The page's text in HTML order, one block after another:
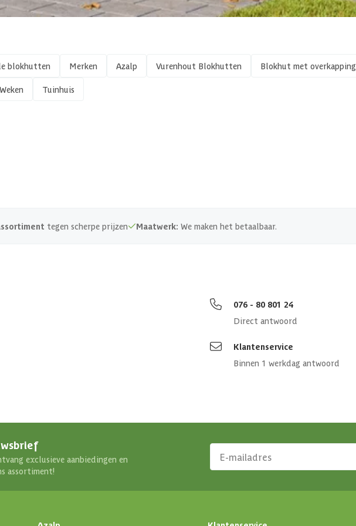
Vurenhout
Out of stock
Hout
blokhutten Merken Azalp Vurenhout Blokhutten Blokhut met overkapping
Tuinhuis
tegen scherpe prijzen Maatwerk: We maken het betaalbaar.
076 - 80 801 24
Direct antwoord
Klantenservice
Binnen 1 werkdag antwoord
exclusieve aanbiedingen en
assortiment!